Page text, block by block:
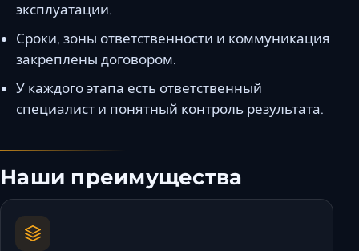
эксплуатации.
Сроки, зоны ответственности и коммуникация
закреплены договором.
У каждого этапа есть ответственный
специалист и понятный контроль результата.
Наши преимущества